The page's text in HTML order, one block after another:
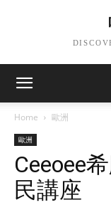
Home 歐洲
歐洲
Ceeoee
民講座